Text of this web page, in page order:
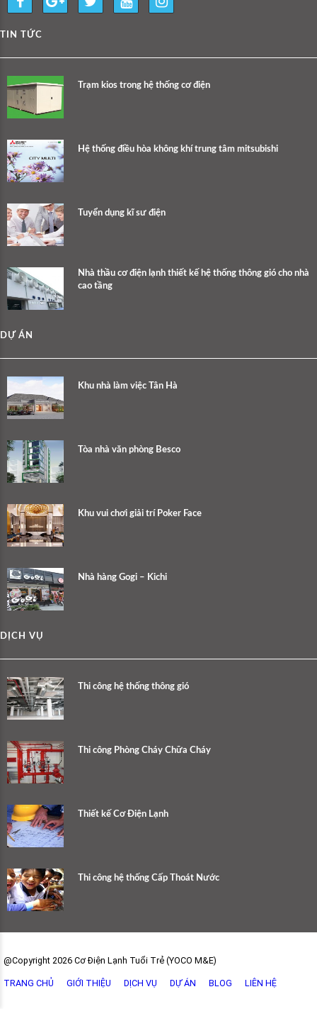
TIN TỨC
Trạm kios trong hệ thống cơ điện
Hệ thống điều hòa không khí trung tâm mitsubishi
Tuyển dụng kĩ sư điện
Nhà thầu cơ điện lạnh thiết kế hệ thống thông gió cho nhà
cao tầng
DỰ ÁN
Khu nhà làm việc Tân Hà
Tòa nhà văn phòng Besco
Khu vui chơi giải trí Poker Face
Nhà hàng Gogi – Kichi
DỊCH VỤ
Thi công hệ thống thông gió
Thi công Phòng Cháy Chữa Cháy
Thiết kế Cơ Điện Lạnh
Thi công hệ thống Cấp Thoát Nước
@Copyright 2026 Cơ Điện Lạnh Tuổi Trẻ (YOCO M&E)
TRANG CHỦ GIỚI THIỆU DỊCH VỤ DỰ ÁN BLOG LIÊN HỆ